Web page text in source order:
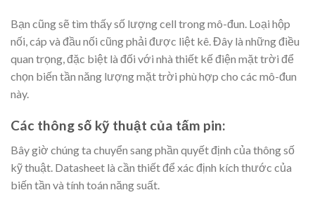
Bạn cũng sẽ tìm thấy số lượng cell trong mô-đun. Loại hộp
nối, cáp và đầu nối cũng phải được liệt kê. Đây là những điều
quan trọng, đặc biệt là đối với nhà thiết kế điện mặt trời để
chọn biến tần năng lượng mặt trời phù hợp cho các mô-đun
này.
Các thông số kỹ thuật của tấm pin:
Bây giờ chúng ta chuyển sang phần quyết định của thông số
kỹ thuật. Datasheet là cần thiết để xác định kích thước của
biến tần và tính toán năng suất.